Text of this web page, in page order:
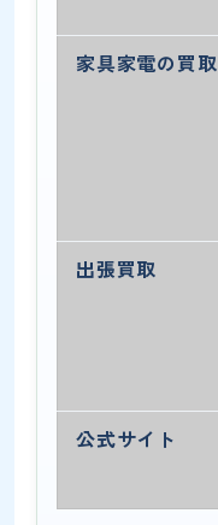
家具家電の買取
出張買取
公式サイト